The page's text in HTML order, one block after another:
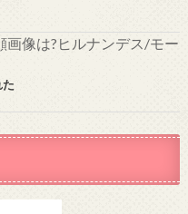
画像は?ヒルナンデス/モー